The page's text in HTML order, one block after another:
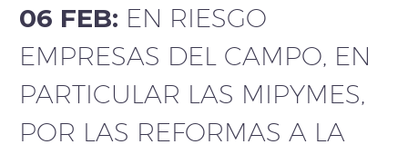
06 FEB: EN RIESGO
EMPRESAS DEL CAMPO, EN
PARTICULAR LAS MIPYMES,
POR LAS REFORMAS A LA